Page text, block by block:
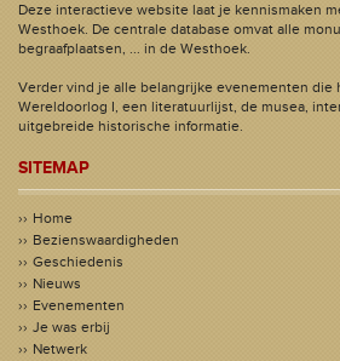
Deze interactieve website laat je kennismaken
Westhoek. De centrale database omvat alle
begraafplaatsen, ... in de Westhoek.
Verder vind je alle belangrijke evenementen die
Wereldoorlog I, een literatuurlijst, de musea,
uitgebreide historische informatie.
SITEMAP
Home
Bezienswaardigheden
Geschiedenis
Nieuws
Evenementen
Je was erbij
Netwerk